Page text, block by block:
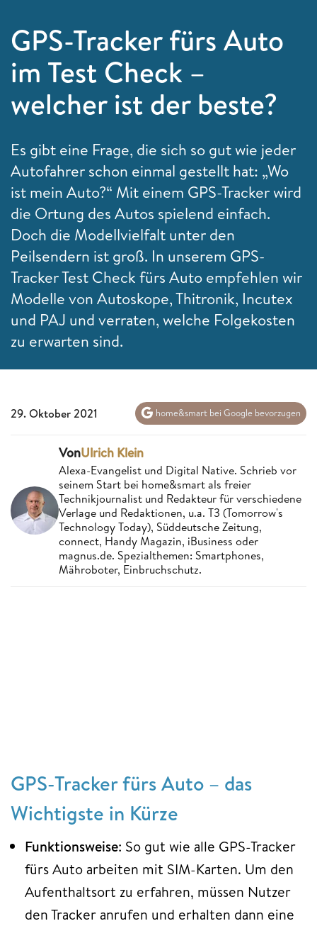
GPS-Tracker fürs Auto
im Test Check –
welcher ist der beste?
Es gibt eine Frage, die sich so gut wie jeder
Autofahrer schon einmal gestellt hat: „Wo
ist mein Auto?“ Mit einem GPS-Tracker wird
die Ortung des Autos spielend einfach.
Doch die Modellvielfalt unter den
Peilsendern ist groß. In unserem GPS-
Tracker Test Check fürs Auto empfehlen wir
Modelle von Autoskope, Thitronik, Incutex
und PAJ und verraten, welche Folgekosten
zu erwarten sind.
29. Oktober 2021 home&smart bei Google bevorzugen
VonUlrich Klein
Alexa-Evangelist und Digital Native. Schrieb vor
seinem Start bei home&smart als freier
Technikjournalist und Redakteur für verschiedene
Verlage und Redaktionen, u.a. T3 (Tomorrow's
Technology Today), Süddeutsche Zeitung,
connect, Handy Magazin, iBusiness oder
magnus.de. Spezialthemen: Smartphones,
Mähroboter, Einbruchschutz.
GPS-Tracker fürs Auto – das
Wichtigste in Kürze
Funktionsweise: So gut wie alle GPS-Tracker
fürs Auto arbeiten mit SIM-Karten. Um den
Aufenthaltsort zu erfahren, müssen Nutzer
den Tracker anrufen und erhalten dann eine